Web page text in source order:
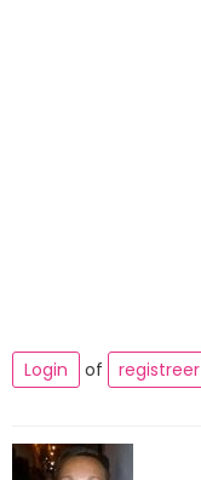
Login
of registreer